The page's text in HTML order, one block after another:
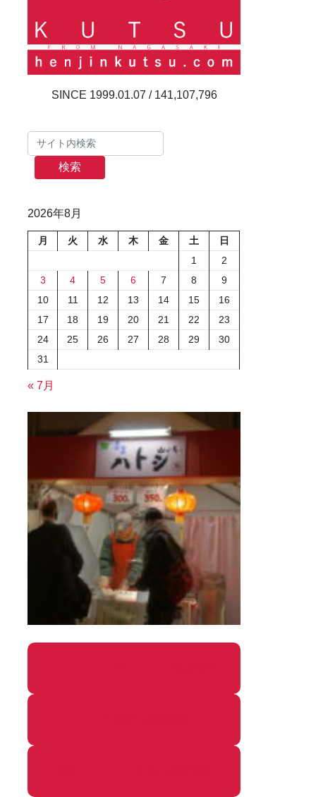
141,107,796
検索
2026年8月
月 火 水 木 金 土
日
1
2
3
4 5 6 7 8
9
10
11 12 13 14 15
16
17
18 19 20 21 22
23
24
25 26 27 28 29
30
31
« 7月